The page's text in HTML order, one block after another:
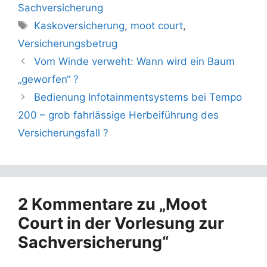
Sachversicherung
Schlagwörter
Kaskoversicherung, moot court,
Versicherungsbetrug
Vom Winde verweht: Wann wird ein Baum
„geworfen“ ?
Bedienung Infotainmentsystems bei Tempo
200 – grob fahrlässige Herbeiführung des
Versicherungsfall ?
2 Kommentare zu „Moot
Court in der Vorlesung zur
Sachversicherung“